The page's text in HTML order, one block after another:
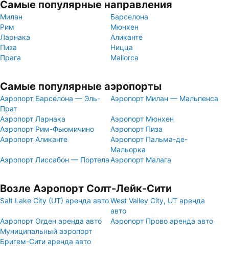
Самые популярные направления
Милан
Барселона
Рим
Мюнхен
Ларнака
Аликанте
Пиза
Ницца
Прага
Mallorca
Самые популярные аэропорты
Аэропорт Барселона — Эль-
Прат
Аэропорт Милан — Мальпенса
Аэропорт Ларнака
Аэропорт Мюнхен
Аэропорт Рим-Фьюмичино
Аэропорт Пиза
Аэропорт Аликанте
Аэропорт Пальма-де-
Мальорка
Аэропорт Лиссабон — ПортелаАэропорт Малага
Возле Аэропорт Солт-Лейк-Сити
Salt Lake City (UT) аренда автоWest Valley City, UT аренда
авто
Аэропорт Огден аренда авто
Аэропорт Прово аренда авто
Муниципальный аэропорт
Бригем-Сити аренда авто